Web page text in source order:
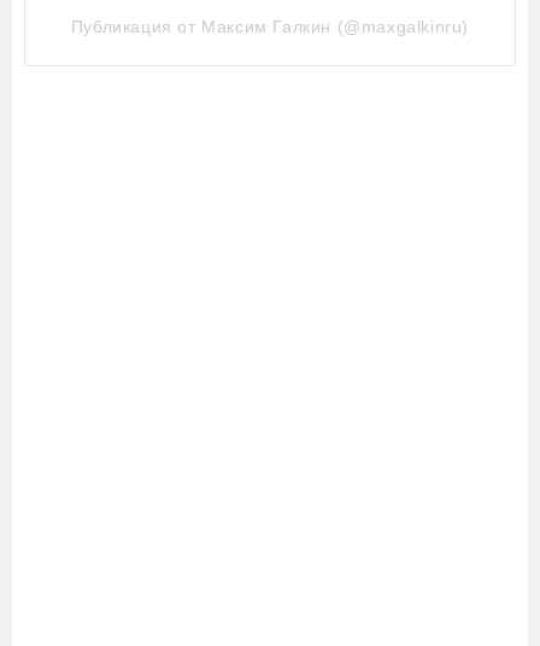
Публикация от Максим Галкин (@maxgalkinru)